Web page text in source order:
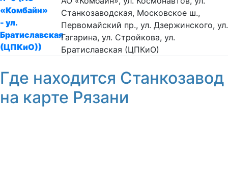
«Комбайн»
- ул.
Братиславская
(ЦПКиО))
Станкозаводская, Московское ш.,
Первомайский пр., ул. Дзержинского, ул.
Гагарина, ул. Стройкова, ул.
Братиславская (ЦПКиО)
Где находится Станкозавод
на карте Рязани